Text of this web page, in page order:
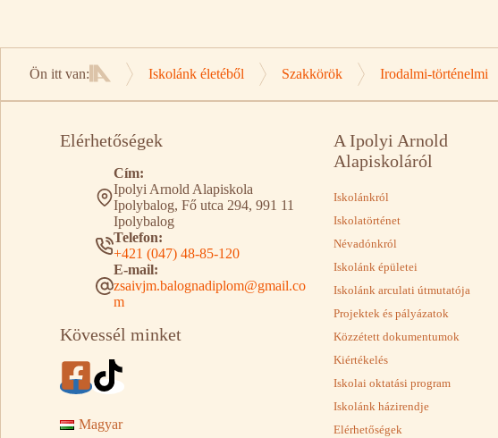
Ön itt van:
Iskolánk életéből Szakkörök Irodalmi-történelmi
Elérhetőségek
Cím:
Ipolyi Arnold Alapiskola
Ipolybalog, Fő utca 294, 991 11
Ipolybalog
Telefon:
+421 (047) 48-85-120
E-mail:
zsaivjm.balognadiplom@gmail.co
m
Kövessél minket
Magyar
A Ipolyi Arnold
Alapiskoláról
Iskolánkról
Iskolatörténet
Névadónkról
Iskolánk épületei
Iskolánk arculati útmutatója
Projektek és pályázatok
Közzétett dokumentumok
Kiértékelés
Iskolai oktatási program
Iskolánk házirendje
Elérhetőségek